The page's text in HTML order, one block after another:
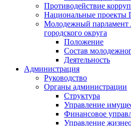
Противодействие
Национальные проекты
Молодежный парламент
городского округа
Положение
Состав
Деятельность
Администрация
Руководство
Органы администрации
Структура
Управление
Финансовое
Управление